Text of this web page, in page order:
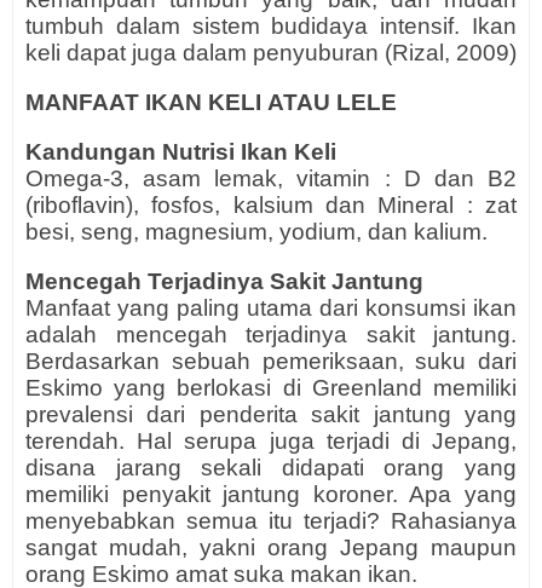
tumbuh dalam sistem budidaya intensif. Ikan
keli dapat juga dalam penyuburan (Rizal, 2009)
MANFAAT IKAN KELI ATAU LELE
Kandungan Nutrisi Ikan Keli
Omega-3, asam lemak, vitamin : D dan B2
(riboflavin), fosfos, kalsium dan Mineral : zat
besi, seng, magnesium, yodium, dan kalium.
Mencegah Terjadinya Sakit Jantung
Manfaat yang paling utama dari konsumsi ikan
adalah mencegah terjadinya sakit jantung.
Berdasarkan sebuah pemeriksaan, suku dari
Eskimo yang berlokasi di Greenland memiliki
prevalensi dari penderita sakit jantung yang
terendah. Hal serupa juga terjadi di Jepang,
disana jarang sekali didapati orang yang
memiliki penyakit jantung koroner. Apa yang
menyebabkan semua itu terjadi? Rahasianya
sangat mudah, yakni orang Jepang maupun
orang Eskimo amat suka makan ikan.